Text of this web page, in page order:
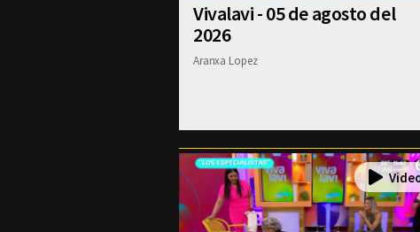
Vivalavi - 05 de agosto del
2026
Aranxa Lopez